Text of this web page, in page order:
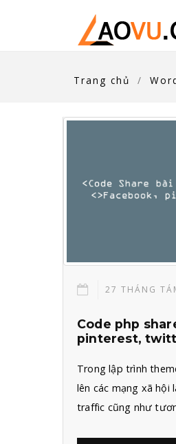
Trang chủ
27 THÁNG
Code php
pinterest,
Trong lập trình
lên các mạng xã hội
traffic cũng như